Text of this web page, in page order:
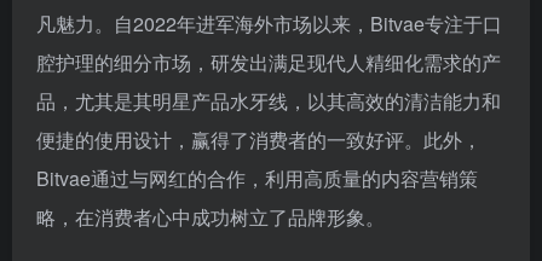
凡魅力。自2022年进军海外市场以来，Bitvae专注于口
腔护理的细分市场，研发出满足现代人精细化需求的产
品，尤其是其明星产品水牙线，以其高效的清洁能力和
便捷的使用设计，赢得了消费者的一致好评。此外，
Bitvae通过与网红的合作，利用高质量的内容营销策
略，在消费者心中成功树立了品牌形象。